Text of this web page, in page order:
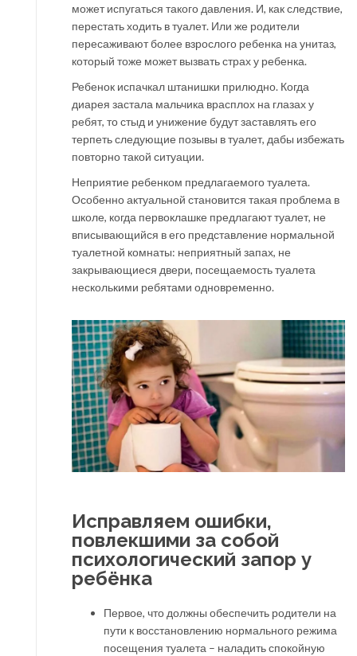
может испугаться такого давления. И, как следствие,
перестать ходить в туалет. Или же родители
пересаживают более взрослого ребенка на унитаз,
который тоже может вызвать страх у ребенка.
Ребенок испачкал штанишки прилюдно. Когда
диарея застала мальчика врасплох на глазах у
ребят, то стыд и унижение будут заставлять его
терпеть следующие позывы в туалет, дабы избежать
повторно такой ситуации.
Неприятие ребенком предлагаемого туалета.
Особенно актуальной становится такая проблема в
школе, когда первоклашке предлагают туалет, не
вписывающийся в его представление нормальной
туалетной комнаты: неприятный запах, не
закрывающиеся двери, посещаемость туалета
несколькими ребятами одновременно.
Исправляем ошибки,
повлекшими за собой
психологический запор у
ребёнка
Первое, что должны обеспечить родители на
пути к восстановлению нормального режима
посещения туалета – наладить спокойную